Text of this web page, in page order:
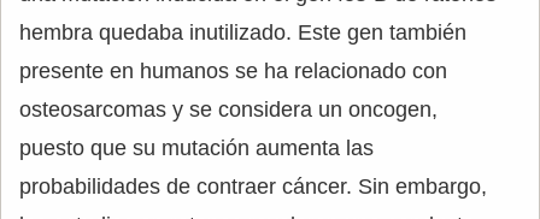
hembra quedaba inutilizado. Este gen también
presente en humanos se ha relacionado con
osteosarcomas y se considera un oncogen,
puesto que su mutación aumenta las
probabilidades de contraer cáncer. Sin embargo,